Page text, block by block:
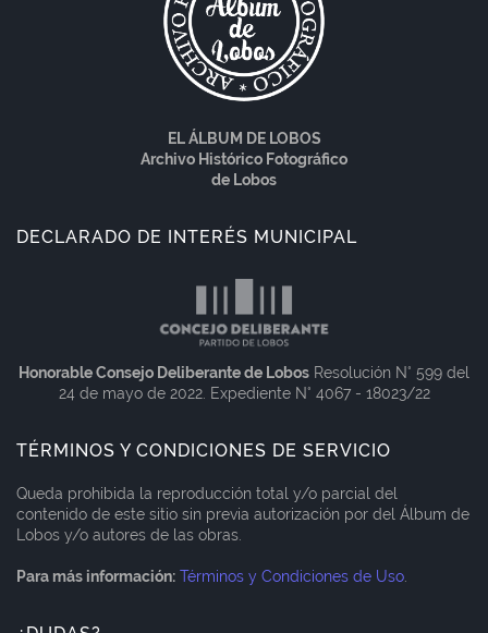
EL ÁLBUM DE LOBOS
Archivo Histórico Fotográfico
de Lobos
DECLARADO DE INTERÉS MUNICIPAL
Honorable Consejo Deliberante de Lobos Resolución N° 599 del
24 de mayo de 2022. Expediente N° 4067 - 18023/22
TÉRMINOS Y CONDICIONES DE SERVICIO
Queda prohibida la reproducción total y/o parcial del
contenido de este sitio sin previa autorización por del Álbum de
Lobos y/o autores de las obras.
Para más información: Términos y Condiciones de Uso.